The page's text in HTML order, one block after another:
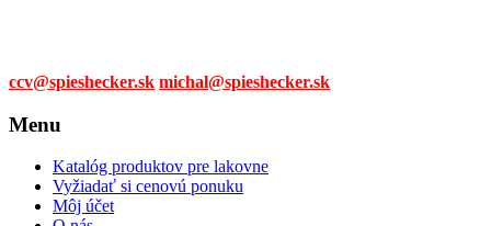
ccv@spieshecker.sk michal@spieshecker.sk
Menu
Katalóg produktov pre lakovne
Vyžiadať si cenovú ponuku
Môj účet